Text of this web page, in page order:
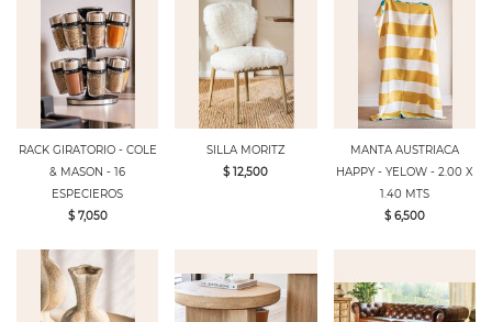
RACK GIRATORIO - COLE
& MASON - 16
ESPECIEROS
$ 7,050
SILLA MORITZ
$ 12,500
MANTA AUSTRIACA
HAPPY - YELOW - 2.00 X
1.40 MTS
$ 6,500